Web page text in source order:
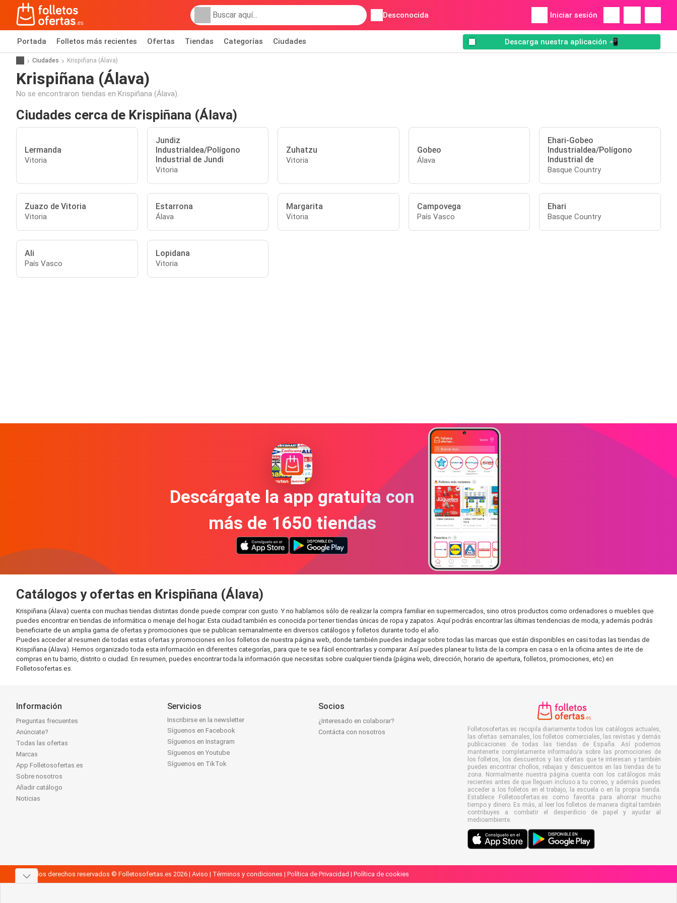
Desconocida Iniciar sesión
Portada Folletos más recientes Ofertas Tiendas Categorías Ciudades Descarga nuestra aplicación 📲
Ciudades Krispiñana (Álava)
Krispiñana (Álava)
No se encontraron tiendas en Krispiñana (Álava).
Ciudades cerca de Krispiñana (Álava)
Lermanda
Vitoria
Jundiz
Industrialdea/Polígono
Industrial de Jundi
Vitoria
Zuhatzu
Vitoria
Gobeo
Álava
Ehari-Gobeo
Industrialdea/Polígono
Industrial de
Basque Country
Zuazo de Vitoria
Vitoria
Estarrona
Álava
Margarita
Vitoria
Campovega
País Vasco
Ehari
Basque Country
Ali
País Vasco
Lopidana
Vitoria
Descárgate la app gratuita con
más de 1650 tiendas
Catálogos y ofertas en Krispiñana (Álava)
Krispiñana (Álava) cuenta con muchas tiendas distintas donde puede comprar con gusto. Y no hablamos sólo de realizar la compra familiar en supermercados, sino otros productos como ordenadores o muebles que
puedes encontrar en tiendas de informática o menaje del hogar. Esta ciudad también es conocida por tener tiendas únicas de ropa y zapatos. Aquí podrás encontrar las últimas tendencias de moda, y además podrás
beneficiarte de un amplia gama de ofertas y promociones que se publican semanalmente en diversos catálogos y folletos durante todo el año.
Puedes acceder al resumen de todas estas ofertas y promociones en los folletos de nuestra página web, donde también puedes indagar sobre todas las marcas que están disponibles en casi todas las tiendas de
Krispiñana (Álava). Hemos organizado toda esta información en diferentes categorías, para que te sea fácil encontrarlas y comparar. Así puedes planear tu lista de la compra en casa o en la oficina antes de irte de
compras en tu barrio, distrito o ciudad. En resumen, puedes encontrar toda la información que necesitas sobre cualquier tienda (página web, dirección, horario de apertura, folletos, promociones, etc) en
Folletosofertas.es.
Información
Preguntas frecuentes
Anúnciate?
Todas las ofertas
Marcas
App Folletosofertas.es
Sobre nosotros
Añadir catálogo
Noticias
Servicios
Inscribirse en la newsletter
Síguenos en Facebook
Síguenos en Instagram
Síguenos en Youtube
Síguenos en TikTok
Socios
¿Interesado en colaborar?
Contácta con nosotros
Folletosofertas.es recopila diariamente todos los catálogos actuales,
las ofertas semanales, los folletos comerciales, las revistas y demás
publicaciones de todas las tiendas de España. Así podemos
mantenerte completamente informado/a sobre las promociones de
los folletos, los descuentos y las ofertas que te interesan y también
puedes encontrar chollos, rebajas y descuentos en las tiendas de tu
zona. Normalmente nuestra página cuenta con los catálogos más
recientes antes de que lleguen incluso a tu correo, y además puedes
acceder a los folletos en el trabajo, la escuela o en la propia tienda.
Establece Folletosofertas.es como favorita para ahorrar mucho
tiempo y dinero. Es más, al leer los folletos de manera digital también
contribuyes a combatir el desperdicio de papel y ayudar al
medioambiente.
Todos los derechos reservados © Folletosofertas.es 2026 | Aviso | Términos y condiciones | Política de Privacidad | Política de cookies